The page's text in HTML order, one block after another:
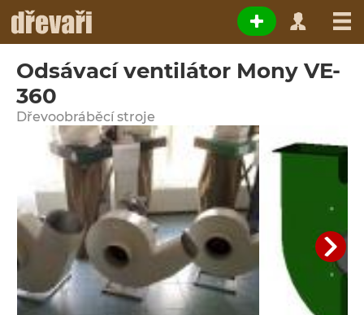
Odsávací ventilátor Mony VE-
360
Dřevoobráběcí stroje